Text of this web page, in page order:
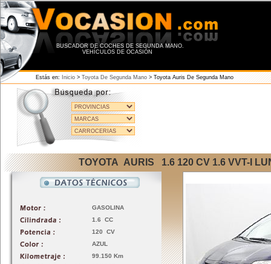
BUSCADOR DE COCHES DE SEGUNDA MANO.
VEHÍCULOS DE OCASIÓN
Estás en: Inicio > Toyota De Segunda Mano > Toyota Auris De Segunda Mano
TOYOTA AURIS 1.6 120 CV 1.6 VVT-I
GASOLINA
1.6 CC
120 CV
AZUL
99.150 Km